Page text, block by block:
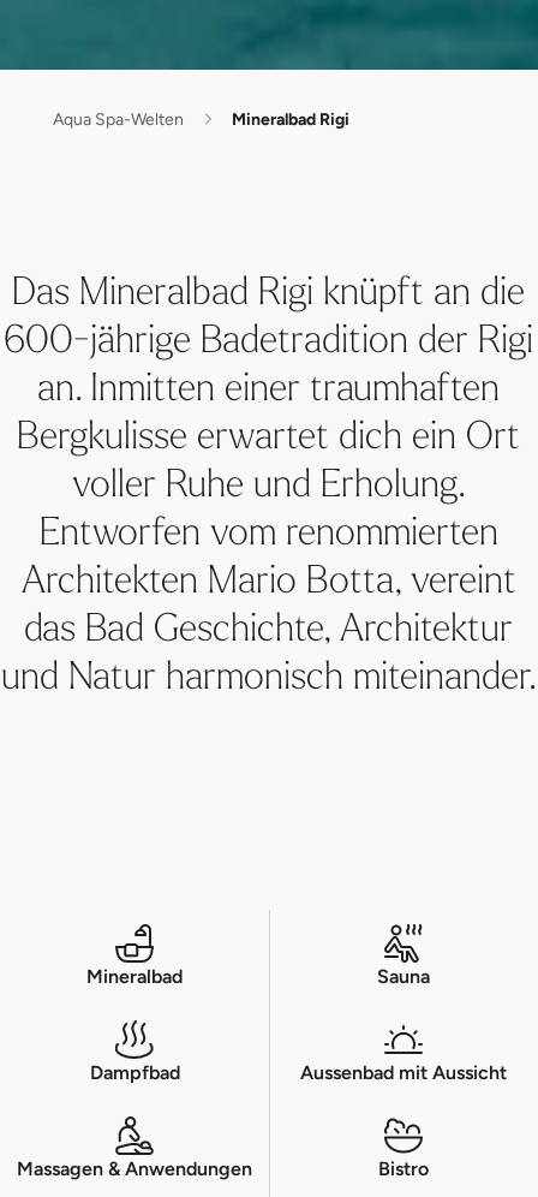
Aqua Spa-Welten Mineralbad Rigi
Das Mineralbad Rigi knüpft an die
600-jährige Badetradition der Rigi
an. Inmitten einer traumhaften
Bergkulisse erwartet dich ein Ort
voller Ruhe und Erholung.
Entworfen vom renommierten
Architekten Mario Botta, vereint
das Bad Geschichte, Architektur
und Natur harmonisch miteinander.
Mineralbad Sauna
Dampfbad Aussenbad mit Aussicht
Massagen & Anwendungen Bistro